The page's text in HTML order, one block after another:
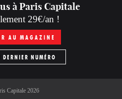
à Paris Capitale
29€/an !
AU MAGAZINE
DERNIER NUMÉRO
Capitale2026